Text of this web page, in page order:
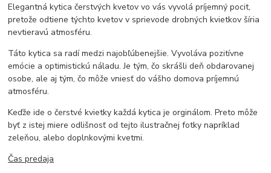
Elegantná kytica čerstvých kvetov vo vás vyvolá príjemný pocit,
pretože odtiene týchto kvetov v sprievode drobných kvietkov šíria
nevtieravú atmosféru.
Táto kytica sa radí medzi najobľúbenejšie. Vyvoláva pozitívne
emócie a optimistickú náladu. Je tým, čo skrášli deň obdarovanej
osobe, ale aj tým, čo môže vniesť do vášho domova príjemnú
atmosféru.
Keďže ide o čerstvé kvietky každá kytica je orginálom. Preto môže
byť z istej miere odlišnosť od tejto ilustračnej fotky napríklad
zeleňou, alebo doplnkovými kvetmi.
Čas predaja